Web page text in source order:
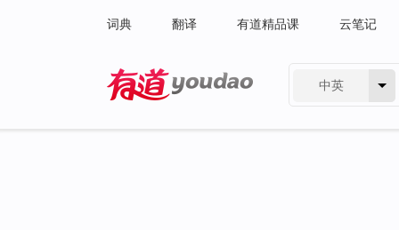
词典 翻译 有道精品课 云笔记
中英